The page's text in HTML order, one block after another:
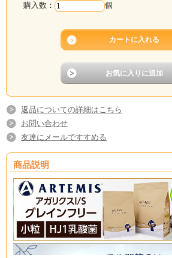
購入数： 個
返品についての詳細はこちら
お問い合わせ
友達にメールですすめる
商品説明